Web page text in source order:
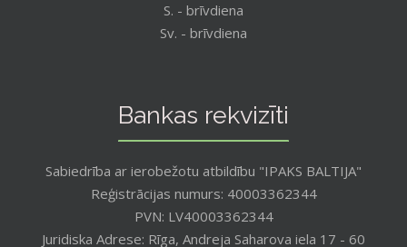
S. - brīvdiena
Sv. - brīvdiena
Bankas rekvizīti
Sabiedrība ar ierobežotu atbildību "IPAKS BALTIJA"
Reģistrācijas numurs: 40003362344
PVN: LV40003362344
Juridiska Adrese: Rīga, Andreja Saharova iela 17 - 60